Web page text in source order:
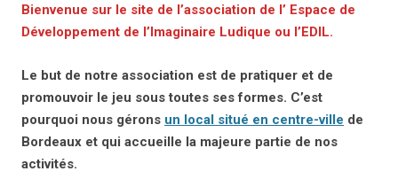
Bienvenue sur le site de l’association de l’ Espace de
Développement de l’Imaginaire Ludique ou l’EDIL.
Le but de notre association est de pratiquer et de
promouvoir le jeu sous toutes ses formes. C’est
pourquoi nous gérons un local situé en centre-ville de
Bordeaux et qui accueille la majeure partie de nos
activités.